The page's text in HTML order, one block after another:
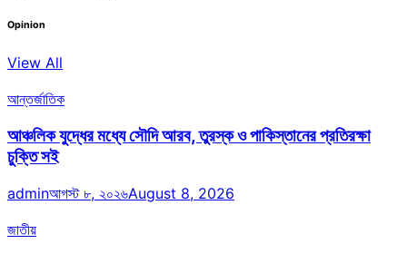
Opinion
View All
আন্তর্জাতিক
আঞ্চলিক যুদ্ধের মধ্যে সৌদি আরব, তুরস্ক ও পাকিস্তানের প্রতিরক্ষা
চুক্তি সই
adminআগস্ট ৮, ২০২৬August 8, 2026
জাতীয়